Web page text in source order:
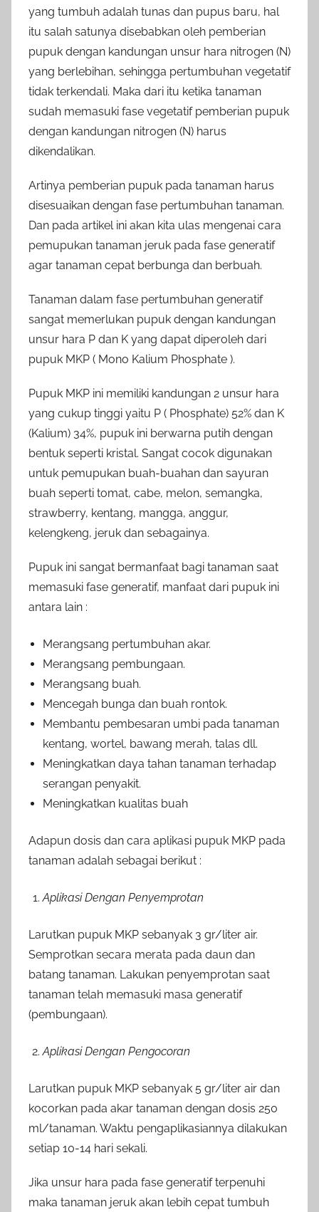
yang tumbuh adalah tunas dan pupus baru, hal
itu salah satunya disebabkan oleh pemberian
pupuk dengan kandungan unsur hara nitrogen (N)
yang berlebihan, sehingga pertumbuhan vegetatif
tidak terkendali. Maka dari itu ketika tanaman
sudah memasuki fase vegetatif pemberian pupuk
dengan kandungan nitrogen (N) harus
dikendalikan.
Artinya pemberian pupuk pada tanaman harus
disesuaikan dengan fase pertumbuhan tanaman.
Dan pada artikel ini akan kita ulas mengenai cara
pemupukan tanaman jeruk pada fase generatif
agar tanaman cepat berbunga dan berbuah.
Tanaman dalam fase pertumbuhan generatif
sangat memerlukan pupuk dengan kandungan
unsur hara P dan K yang dapat diperoleh dari
pupuk MKP ( Mono Kalium Phosphate ).
Pupuk MKP ini memiliki kandungan 2 unsur hara
yang cukup tinggi yaitu P ( Phosphate) 52% dan K
(Kalium) 34%, pupuk ini berwarna putih dengan
bentuk seperti kristal. Sangat cocok digunakan
untuk pemupukan buah-buahan dan sayuran
buah seperti tomat, cabe, melon, semangka,
strawberry, kentang, mangga, anggur,
kelengkeng, jeruk dan sebagainya.
Pupuk ini sangat bermanfaat bagi tanaman saat
memasuki fase generatif, manfaat dari pupuk ini
antara lain :
Merangsang pertumbuhan akar.
Merangsang pembungaan.
Merangsang buah.
Mencegah bunga dan buah rontok.
Membantu pembesaran umbi pada tanaman
kentang, wortel, bawang merah, talas dll.
Meningkatkan daya tahan tanaman terhadap
serangan penyakit.
Meningkatkan kualitas buah
Adapun dosis dan cara aplikasi pupuk MKP pada
tanaman adalah sebagai berikut :
Aplikasi Dengan Penyemprotan
Larutkan pupuk MKP sebanyak 3 gr/liter air.
Semprotkan secara merata pada daun dan
batang tanaman. Lakukan penyemprotan saat
tanaman telah memasuki masa generatif
(pembungaan).
Aplikasi Dengan Pengocoran
Larutkan pupuk MKP sebanyak 5 gr/liter air dan
kocorkan pada akar tanaman dengan dosis 250
ml/tanaman. Waktu pengaplikasiannya dilakukan
setiap 10-14 hari sekali.
Jika unsur hara pada fase generatif terpenuhi
maka tanaman jeruk akan lebih cepat tumbuh